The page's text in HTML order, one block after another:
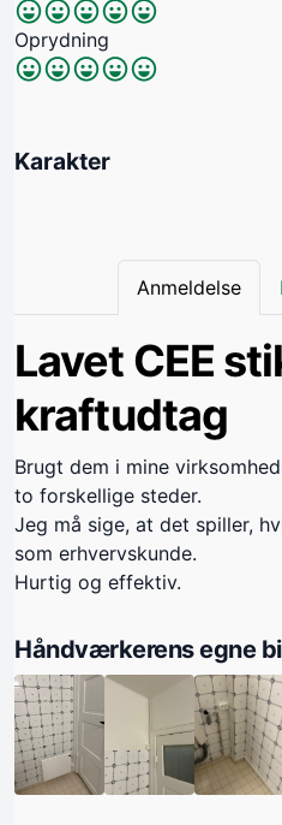
Oprydning
Karakter
Anmeldelse
Lavet CEE
kraftudtag
Brugt dem i mine
to forskellige steder.
Jeg må sige, at det spiller,
som erhvervskunde.
Hurtig og effektiv.
Håndværkerens egne